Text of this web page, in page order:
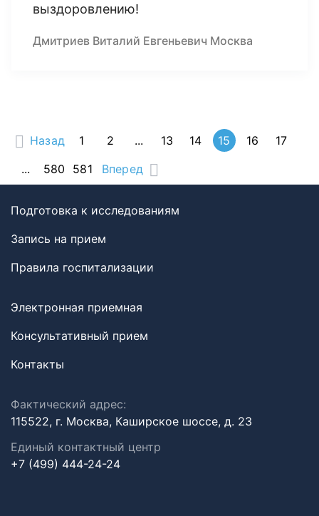
выздоровлению!
Дмитриев Виталий Евгеньевич Москва
Назад 1 2 ... 13 14 15 16
17
...
580 581 Вперед
Подготовка к исследованиям
Запись на прием
Правила госпитализации
Электронная приемная
Консультативный прием
Контакты
Фактический адрес:
115522, г. Москва, Каширское шоссе, д. 23
Единый контактный центр
+7 (499) 444-24-24